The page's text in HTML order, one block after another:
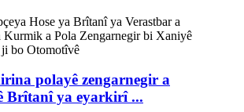
polayê zengarnegir a
Brîtanî ya eyarkirî ...